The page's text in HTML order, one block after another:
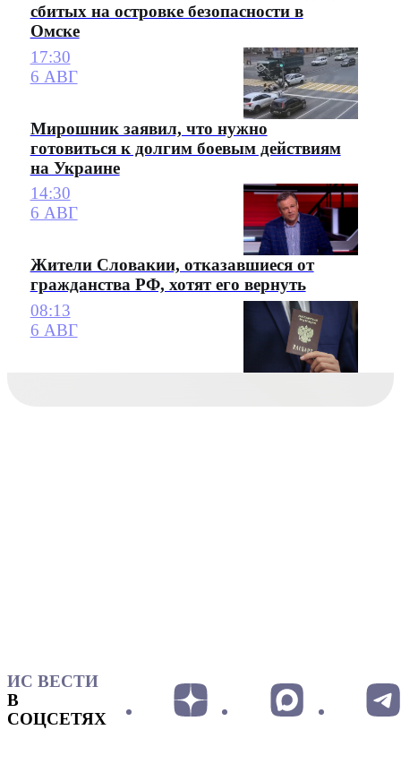
сбитых на островке безопасности в
Омске
17:30
6 АВГ
Мирошник заявил, что нужно
готовиться к долгим боевым действиям
на Украине
14:30
6 АВГ
Жители Словакии, отказавшиеся от
гражданства РФ, хотят его вернуть
08:13
6 АВГ
ИС ВЕСТИ
В
СОЦСЕТЯХ